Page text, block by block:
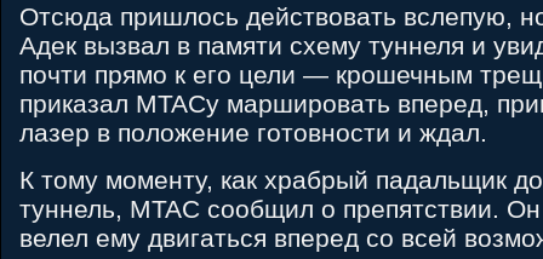
Отсюда пришлось действовать вслепую,
Адек вызвал в памяти схему туннеля и
почти прямо к его цели — крошечным
приказал MTACy маршировать вперед,
лазер в положение готовности и ждал.
К тому моменту, как храбрый падальщик
туннель, MTAC сообщил о препятствии.
велел ему двигаться вперед со всей